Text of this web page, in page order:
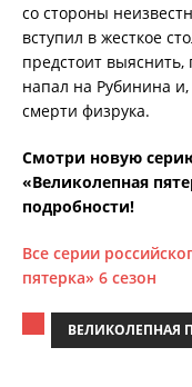
со стороны
вступил в жесткое
предстоит
напал на Рубинина
смерти физрука.
Смотри новую
«Великолепная
подробности!
Все серии
пятерка» 6 сезон
ВЕЛИКОЛЕПНАЯ